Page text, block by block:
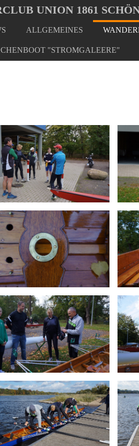
Code: 202608061140298fdd7962
UNION 1861
ALLGEMEINES
"STROMGALEERE"